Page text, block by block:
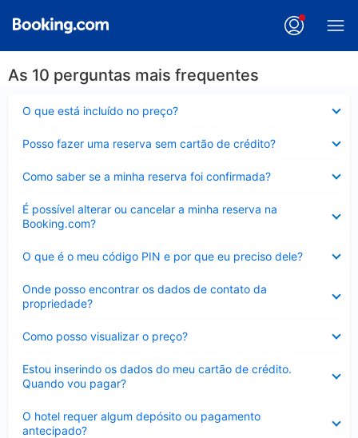
As 10 perguntas mais frequentes
O que está incluído no preço?
Posso fazer uma reserva sem cartão de crédito?
Como saber se a minha reserva foi confirmada?
É possível alterar ou cancelar a minha reserva na
Booking.com?
Contraído
O que é o meu código PIN e por que eu preciso dele?
Onde posso encontrar os dados de contato da
propriedade?
Como posso visualizar o preço?
Estou inserindo os dados do meu cartão de crédito.
Quando vou pagar?
O hotel requer algum depósito ou pagamento
antecipado?